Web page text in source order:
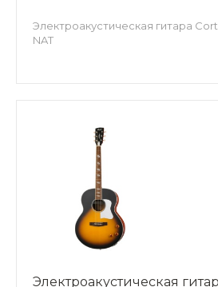
Электроакустическая гитара
NAT
Электроакустическая